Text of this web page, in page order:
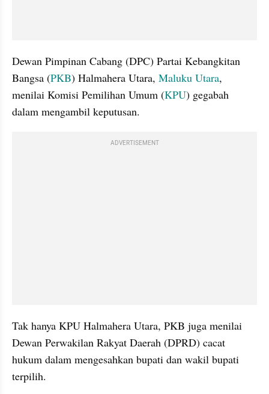
Dewan Pimpinan Cabang (DPC) Partai Kebangkitan
Bangsa (PKB) Halmahera Utara, Maluku Utara,
menilai Komisi Pemilihan Umum (KPU) gegabah
dalam mengambil keputusan.
ADVERTISEMENT
Tak hanya KPU Halmahera Utara, PKB juga menilai
Dewan Perwakilan Rakyat Daerah (DPRD) cacat
hukum dalam mengesahkan bupati dan wakil bupati
terpilih.